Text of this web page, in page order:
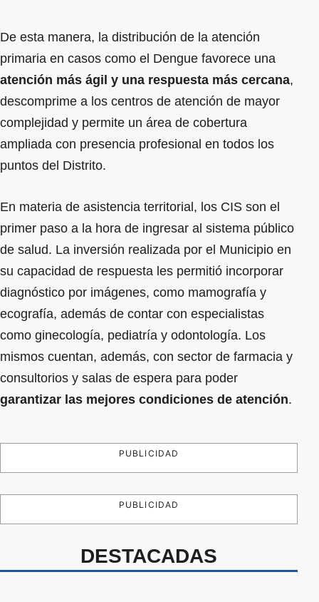
De esta manera, la distribución de la atención
primaria en casos como el Dengue favorece una
atención más ágil y una respuesta más cercana,
descomprime a los centros de atención de mayor
complejidad y permite un área de cobertura
ampliada con presencia profesional en todos los
puntos del Distrito.
En materia de asistencia territorial, los CIS son el
primer paso a la hora de ingresar al sistema público
de salud. La inversión realizada por el Municipio en
su capacidad de respuesta les permitió incorporar
diagnóstico por imágenes, como mamografía y
ecografía, además de contar con especialistas
como ginecología, pediatría y odontología. Los
mismos cuentan, además, con sector de farmacia y
consultorios y salas de espera para poder
garantizar las mejores condiciones de atención.
PUBLICIDAD
PUBLICIDAD
DESTACADAS